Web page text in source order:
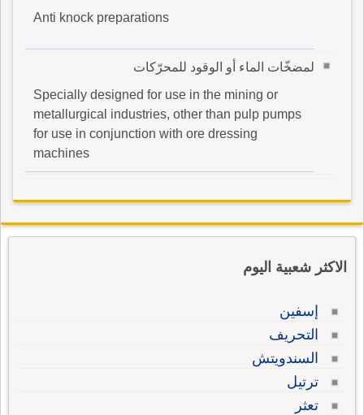
Anti knock preparations
لمضخّات الماء أو الوقود للمحرّكات
Specially designed for use in the mining or
metallurgical industries, other than pulp pumps
for use in conjunction with ore dressing
machines
الاكثر شعبية اليوم
إسفين
التحريف
السندويتش
ترتيل
تعثر